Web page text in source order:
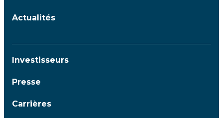
Actualités
Investisseurs
Presse
Carrières